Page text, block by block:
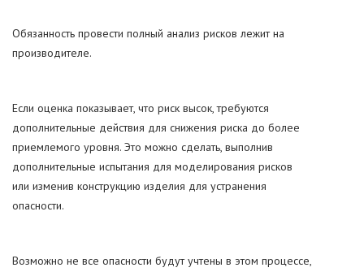
Обязанность провести полный анализ рисков лежит на
производителе.
Если оценка показывает, что риск высок, требуются
дополнительные действия для снижения риска до более
приемлемого уровня. Это можно сделать, выполнив
дополнительные испытания для моделирования рисков
или изменив конструкцию изделия для устранения
опасности.
Возможно не все опасности будут учтены в этом процессе,